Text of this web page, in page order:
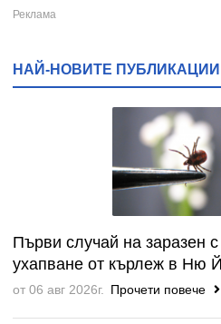
НАЙ-НОВИТЕ ПУБЛИКАЦИИ
Първи случай на заразен
ухапване от кърлеж в Ню
от 06 авг 2026г. Прочети повече